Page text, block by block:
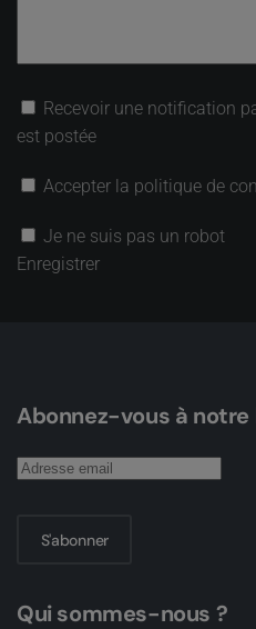
Recevoir une notification
est postée
Accepter la politique de
Je ne suis pas un robot
Enregistrer
Abonnez-vous à
S'abonner
Qui sommes-nous ?